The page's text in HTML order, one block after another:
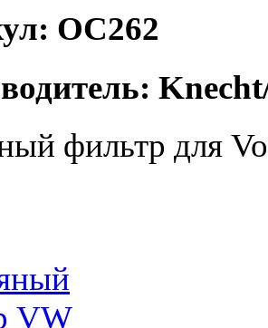
OC262
фильтр для